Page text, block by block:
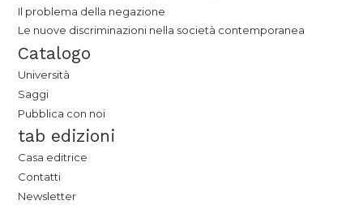
Il problema della negazione
Le nuove discriminazioni nella società contemporanea
Catalogo
Università
Saggi
Pubblica con noi
tab edizioni
Casa editrice
Contatti
Newsletter